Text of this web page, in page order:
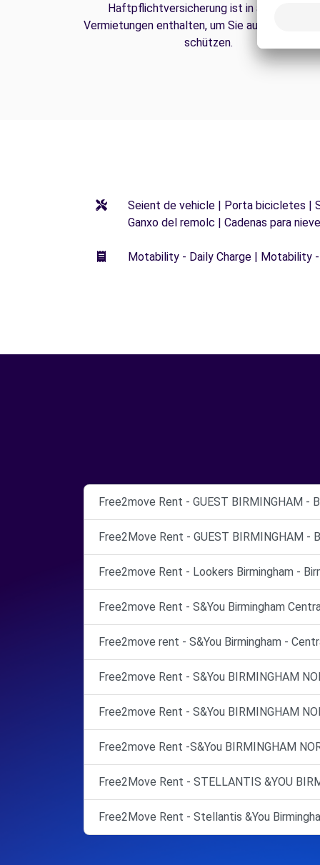
Haftpflichtversicherung ist in all unseren
Vermietungen enthalten, um Sie auf der
schützen.
Seient de vehicle | Porta bicicletes |
Ganxo del remolc | Cadenas para nieve
Motability - Daily Charge | Motability
Free2move Rent - GUEST BIRMINGHAM -
Free2Move Rent - GUEST BIRMINGHAM -
Free2move Rent - Lookers Birmingham -
Free2move Rent - S&You Birmingham
Free2move rent - S&You Birmingham -
Free2move Rent - S&You BIRMINGHAM
Free2move Rent - S&You BIRMINGHAM
Free2move Rent -S&You BIRMINGHAM
Free2Move Rent - STELLANTIS &YOU
Free2Move Rent - Stellantis &You